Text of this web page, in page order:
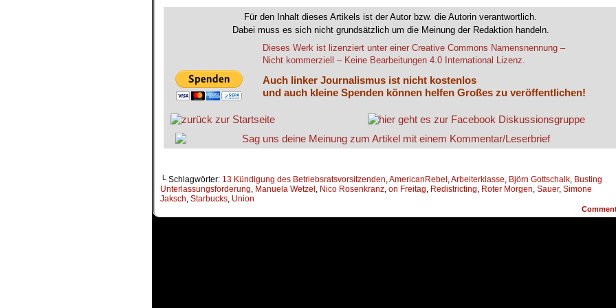
Für den Inhalt dieses Artikels ist der Autor bzw. die Autorin verantwortlich.
Dabei muss es sich nicht grundsätzlich um die Meinung der Redaktion handeln.
Dieses Werk ist lizenziert unter einer Creative Commons Namensnennung –
Nicht kommerziell – Keine Bearbeitungen 4.0 International Lizenz.
Auch linker Journalismus ist nicht kostenlos
und auch kleine Spenden können helfen Großes zu veröffentlichen!
└ Schlagwörter: 13 Kündigung des Betriebsratsvorsitzenden,AmericanRebel ,Arbeiterklasse, Björn Gottschalk, Busting
Unterlassungsforderung, Manuela Wetzel , Nico Rosenkranz, on Freitag, Redistricting, Roter Morgen, Sauer, Simone
Jaksch, Starbucks, Union